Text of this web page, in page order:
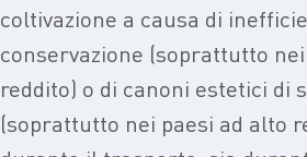
coltivazione a causa di
conservazione (soprattutto
reddito) o di canoni estetici di
(soprattutto nei paesi ad alto